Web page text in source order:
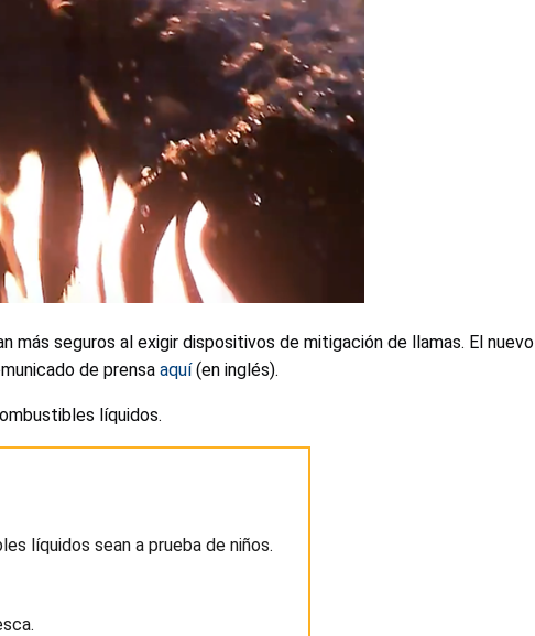
seguros al exigir dispositivos de mitigación de llamas. El nuevo
de prensa aquí(en inglés).
líquidos.
líquidos sean a prueba de niños.